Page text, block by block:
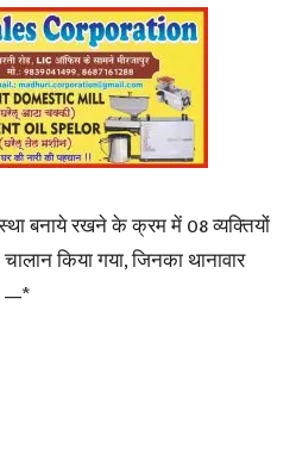
बनाये रखने के क्रम में 08 व्यक्तियों
किया गया, जिनका थानावार
—*